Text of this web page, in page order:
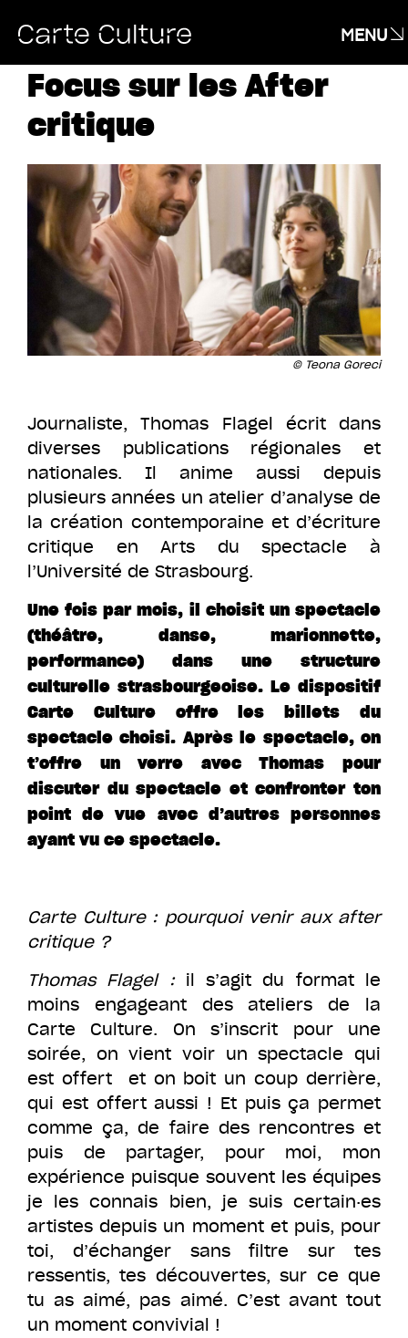
MENU
Focus sur les After
critique
© Teona Goreci
Journaliste, Thomas Flagel écrit dans
diverses publications régionales et
nationales. Il anime aussi depuis
plusieurs années un atelier d’analyse de
la création contemporaine et d’écriture
critique en
Arts du spectacle à
l’Université de Strasbourg.
Une fois par mois, il choisit un spectacle
(théâtre, danse, marionnette,
performance) dans une structure
culturelle strasbourgeoise. Le dispositif
Carte Culture offre les billets du
spectacle choisi. Après le spectacle, on
t’offre un verre avec Thomas pour
discuter du spectacle et confronter ton
point de vue avec d’autres personnes
ayant vu ce spectacle.
Carte Culture : pourquoi venir aux after
critique ?
Thomas Flagel : il s’agit du format le
moins engageant des ateliers de la
Carte Culture. On s’inscrit pour une
soirée, on vient voir un spectacle qui
est offert et on boit un coup derrière,
qui est offert aussi ! Et puis ça permet
comme ça, de faire des rencontres et
puis de partager, pour moi, mon
expérience puisque souvent les équipes
je les connais bien, je suis certain·es
artistes depuis un moment et puis, pour
toi, d’échanger sans filtre sur tes
ressentis, tes découvertes, sur ce que
tu as aimé, pas aimé. C’est avant tout
un moment convivial !